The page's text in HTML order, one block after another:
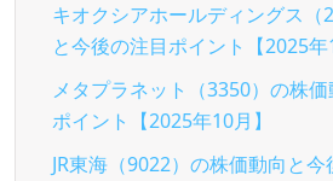
キオクシアホールディングス（
と今後の注目ポイント【2025年
メタプラネット（3350）の株
ポイント【2025年10月】
JR東海（9022）の株価動向と